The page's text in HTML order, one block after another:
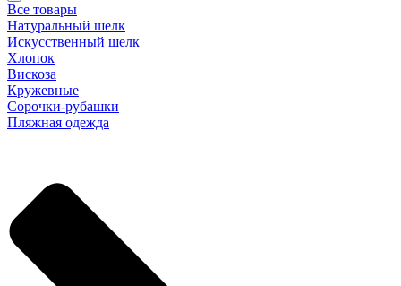
Все товары
Натуральный шелк
Искусственный шелк
Хлопок
Вискоза
Кружевные
Сорочки-рубашки
Пляжная одежда